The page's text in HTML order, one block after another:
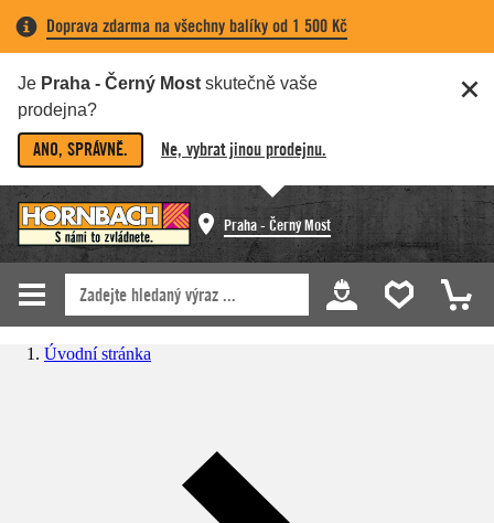
Doprava zdarma na všechny balíky od 1 500 Kč
Je Praha - Černý Most skutečně vaše
prodejna?
ANO, SPRÁVNĚ. Ne, vybrat jinou prodejnu.
Praha - Černý Most
Úvodní stránka